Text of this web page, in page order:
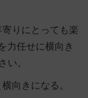
りにとっても楽
力任せに横向き
い。
向きになる。